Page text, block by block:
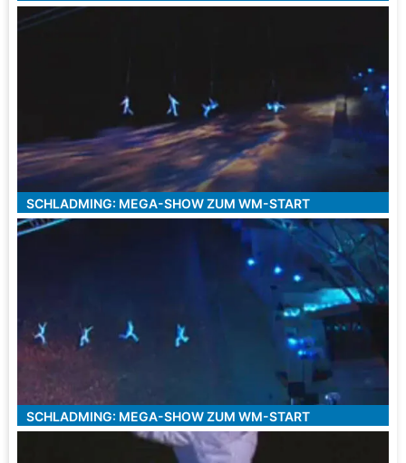
SCHLADMING: MEGA-SHOW ZUM WM-START
SCHLADMING: MEGA-SHOW ZUM WM-START